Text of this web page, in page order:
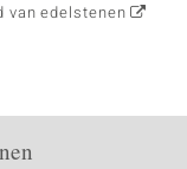
van edelstenen